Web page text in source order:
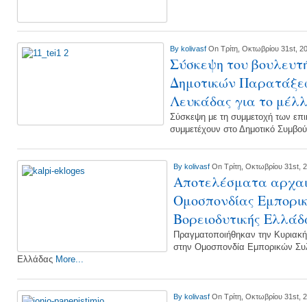
By kolivasf On Τρίτη, Οκτωβρίου 31st,
Σύσκεψη του
Δημοτικών
Λευκάδας για το
Σύσκεψη με τη συμμετοχή των
συμμετέχουν στο Δημοτικό
By kolivasf On Τρίτη, Οκτωβρίου 31st,
Αποτελέσματα
Ομοσπονδίας
Βορειοδυτικής
Πραγματοποιήθηκαν την
στην Ομοσπονδία Εμπορικών
Ελλάδας More...
By kolivasf On Τρίτη, Οκτωβρίου 31st,